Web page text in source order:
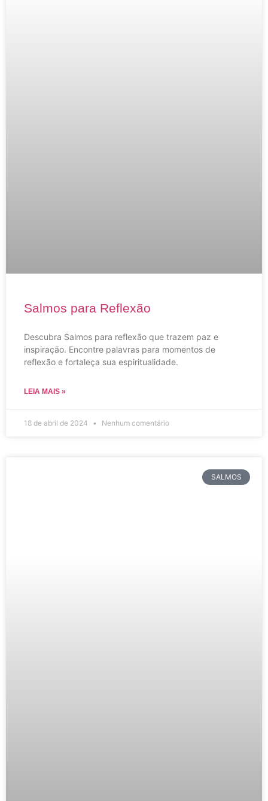
Salmos para Reflexão
Descubra Salmos para reflexão que trazem paz e
inspiração. Encontre palavras para momentos de
reflexão e fortaleça sua espiritualidade.
LEIA MAIS »
18 de abril de 2024 Nenhum comentário
SALMOS